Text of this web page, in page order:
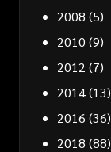
2008 (5)
2010 (9)
2012 (7)
2014(13)
2016 (36)
2018 (88)